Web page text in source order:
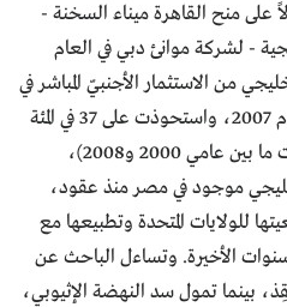
على منح القاهرة ميناء السخنة -
- لشركة موانئ دبي في العام
من الاستثمار الأجنبيّ المباشر في
القاهرة إلى 25 في المئة منه في العام 2007، واستحوذت على 37 في المئة
من عمليات الخصخصة التي جرت ما بين عامي 2000 و2008)،
موجود في مصر منذ عقود،
للولايات المتحدة وتطبيعها مع
الأخيرة. وتساءل الباحث عن
بينما تمول سد النهضة الإثيوبي،